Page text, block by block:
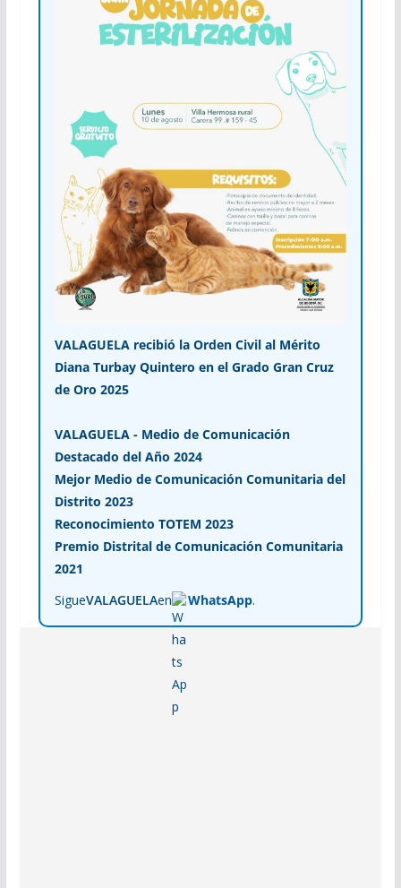
VALAGUELA recibió la Orden Civil al Mérito
Diana Turbay Quintero en el Grado Gran Cruz
de Oro 2025
VALAGUELA - Medio de Comunicación
Destacado del Año 2024
Mejor Medio de Comunicación Comunitaria del
Distrito 2023
Reconocimiento TOTEM 2023
Premio Distrital de Comunicación Comunitaria
2021
SigueVALAGUELAen WhatsApp.